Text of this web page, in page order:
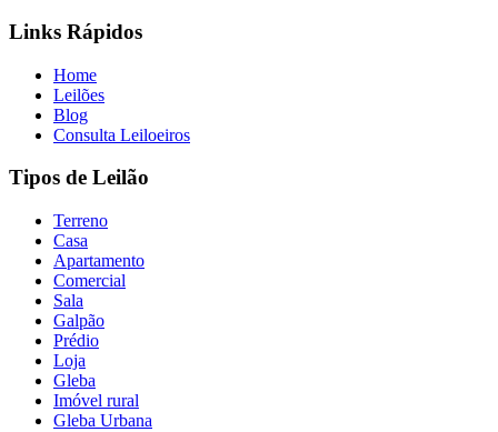
Links Rápidos
Home
Leilões
Blog
Consulta Leiloeiros
Tipos de Leilão
Terreno
Casa
Apartamento
Comercial
Sala
Galpão
Prédio
Loja
Gleba
Imóvel rural
Gleba Urbana